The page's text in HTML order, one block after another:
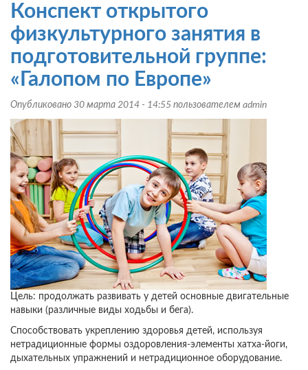
для
детей
старшего
дошкольного
«Растем
Конспект открытого
физкультурного занятия в
подготовительной группе:
«Галопом по Европе»
Опубликовано 30 марта 2014 - 14:55 пользователем admin
Цель: продолжать развивать у детей основные двигательные
навыки (различные виды ходьбы и бега).
Способствовать укреплению здоровья детей, используя
нетрадиционные формы оздоровления-элементы хатха-йоги,
дыхательных упражнений и нетрадиционное оборудование.